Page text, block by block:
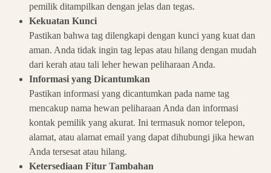
pemilik ditampilkan dengan jelas dan tegas.
Kekuatan Kunci
Pastikan bahwa tag dilengkapi dengan kunci yang kuat dan
aman. Anda tidak ingin tag lepas atau hilang dengan mudah
dari kerah atau tali leher hewan peliharaan Anda.
Informasi yang Dicantumkan
Pastikan informasi yang dicantumkan pada name tag
mencakup nama hewan peliharaan Anda dan informasi
kontak pemilik yang akurat. Ini termasuk nomor telepon,
alamat, atau alamat email yang dapat dihubungi jika hewan
Anda tersesat atau hilang.
Ketersediaan Fitur Tambahan